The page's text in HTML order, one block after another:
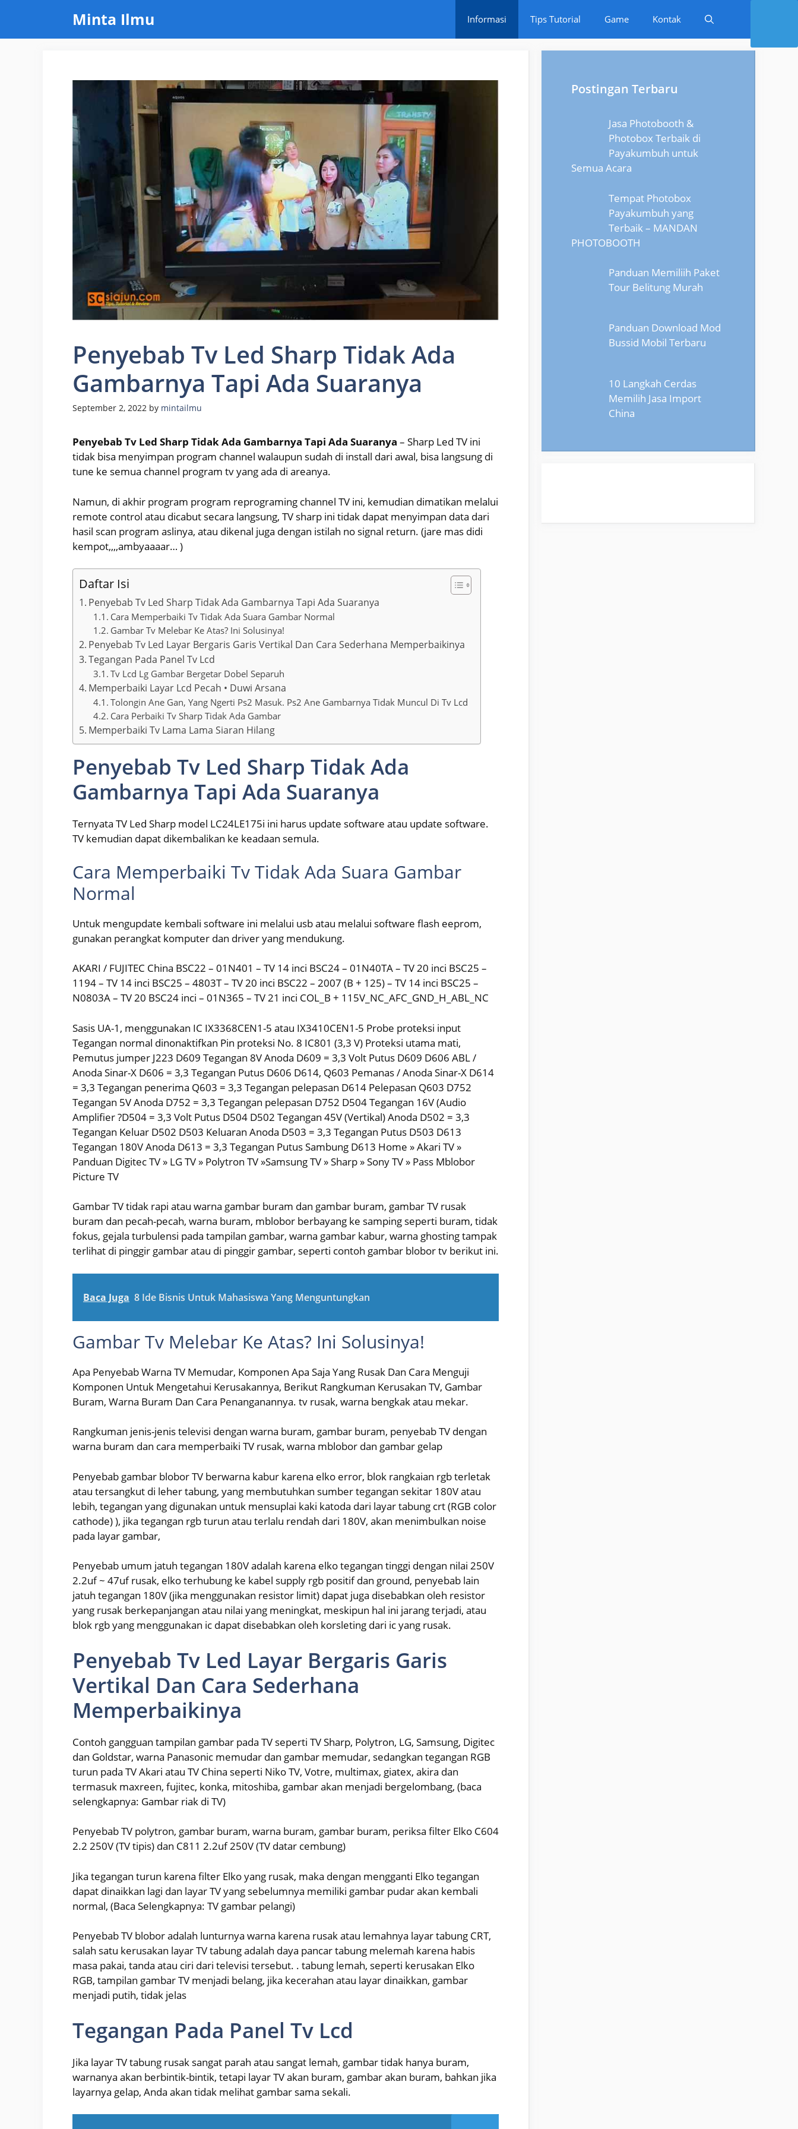
content
Minta Ilmu Informasi Tips Tutorial Game Kontak
Penyebab Tv Led Sharp Tidak Ada
Gambarnya Tapi Ada Suaranya
September 2, 2022 by mintailmu
Penyebab Tv Led Sharp Tidak Ada Gambarnya Tapi Ada Suaranya – Sharp Led TV ini
tidak bisa menyimpan program channel walaupun sudah di install dari awal, bisa langsung di
tune ke semua channel program tv yang ada di areanya.
Namun, di akhir program program reprograming channel TV ini, kemudian dimatikan melalui
remote control atau dicabut secara langsung, TV sharp ini tidak dapat menyimpan data dari
hasil scan program aslinya, atau dikenal juga dengan istilah no signal return. (jare mas didi
kempot,,,,ambyaaaar… )
Daftar Isi
Penyebab Tv Led Sharp Tidak Ada Gambarnya Tapi Ada Suaranya
Cara Memperbaiki Tv Tidak Ada Suara Gambar Normal
Gambar Tv Melebar Ke Atas? Ini Solusinya!
Penyebab Tv Led Layar Bergaris Garis Vertikal Dan Cara Sederhana Memperbaikinya
Tegangan Pada Panel Tv Lcd
Tv Lcd Lg Gambar Bergetar Dobel Separuh
Memperbaiki Layar Lcd Pecah • Duwi Arsana
Tolongin Ane Gan, Yang Ngerti Ps2 Masuk. Ps2 Ane Gambarnya Tidak Muncul Di Tv Lcd
Cara Perbaiki Tv Sharp Tidak Ada Gambar
Memperbaiki Tv Lama Lama Siaran Hilang
Penyebab Tv Led Sharp Tidak Ada
Gambarnya Tapi Ada Suaranya
Ternyata TV Led Sharp model LC24LE175i ini harus update software atau update software.
TV kemudian dapat dikembalikan ke keadaan semula.
Cara Memperbaiki Tv Tidak Ada Suara Gambar
Normal
Untuk mengupdate kembali software ini melalui usb atau melalui software flash eeprom,
gunakan perangkat komputer dan driver yang mendukung.
AKARI / FUJITEC China BSC22 – 01N401 – TV 14 inci BSC24 – 01N40TA – TV 20 inci BSC25 –
1194 – TV 14 inci BSC25 – 4803T – TV 20 inci BSC22 – 2007 (B + 125) – TV 14 inci BSC25 –
N0803A – TV 20 BSC24 inci – 01N365 – TV 21 inci COL_B + 115V_NC_AFC_GND_H_ABL_NC
Sasis UA-1, menggunakan IC IX3368CEN1-5 atau IX3410CEN1-5 Probe proteksi input
Tegangan normal dinonaktifkan Pin proteksi No. 8 IC801 (3,3 V) Proteksi utama mati,
Pemutus jumper J223 D609 Tegangan 8V Anoda D609 = 3,3 Volt Putus D609 D606 ABL /
Anoda Sinar-X D606 = 3,3 Tegangan Putus D606 D614, Q603 Pemanas / Anoda Sinar-X D614
= 3,3 Tegangan penerima Q603 = 3,3 Tegangan pelepasan D614 Pelepasan Q603 D752
Tegangan 5V Anoda D752 = 3,3 Tegangan pelepasan D752 D504 Tegangan 16V (Audio
Amplifier ?D504 = 3,3 Volt Putus D504 D502 Tegangan 45V (Vertikal) Anoda D502 = 3,3
Tegangan Keluar D502 D503 Keluaran Anoda D503 = 3,3 Tegangan Putus D503 D613
Tegangan 180V Anoda D613 = 3,3 Tegangan Putus Sambung D613 Home » Akari TV »
Panduan Digitec TV » LG TV » Polytron TV »Samsung TV » Sharp » Sony TV » Pass Mblobor
Picture TV
Gambar TV tidak rapi atau warna gambar buram dan gambar buram, gambar TV rusak
buram dan pecah-pecah, warna buram, mblobor berbayang ke samping seperti buram, tidak
fokus, gejala turbulensi pada tampilan gambar, warna gambar kabur, warna ghosting tampak
terlihat di pinggir gambar atau di pinggir gambar, seperti contoh gambar blobor tv berikut ini.
Baca Juga 8 Ide Bisnis Untuk Mahasiswa Yang Menguntungkan
Gambar Tv Melebar Ke Atas? Ini Solusinya!
Apa Penyebab Warna TV Memudar, Komponen Apa Saja Yang Rusak Dan Cara Menguji
Komponen Untuk Mengetahui Kerusakannya, Berikut Rangkuman Kerusakan TV, Gambar
Buram, Warna Buram Dan Cara Penanganannya. tv rusak, warna bengkak atau mekar.
Rangkuman jenis-jenis televisi dengan warna buram, gambar buram, penyebab TV dengan
warna buram dan cara memperbaiki TV rusak, warna mblobor dan gambar gelap
Penyebab gambar blobor TV berwarna kabur karena elko error, blok rangkaian rgb terletak
atau tersangkut di leher tabung, yang membutuhkan sumber tegangan sekitar 180V atau
lebih, tegangan yang digunakan untuk mensuplai kaki katoda dari layar tabung crt (RGB color
cathode) ), jika tegangan rgb turun atau terlalu rendah dari 180V, akan menimbulkan noise
pada layar gambar,
Penyebab umum jatuh tegangan 180V adalah karena elko tegangan tinggi dengan nilai 250V
2.2uf ~ 47uf rusak, elko terhubung ke kabel supply rgb positif dan ground, penyebab lain
jatuh tegangan 180V (jika menggunakan resistor limit) dapat juga disebabkan oleh resistor
yang rusak berkepanjangan atau nilai yang meningkat, meskipun hal ini jarang terjadi, atau
blok rgb yang menggunakan ic dapat disebabkan oleh korsleting dari ic yang rusak.
Penyebab Tv Led Layar Bergaris Garis
Vertikal Dan Cara Sederhana
Memperbaikinya
Contoh gangguan tampilan gambar pada TV seperti TV Sharp, Polytron, LG, Samsung, Digitec
dan Goldstar, warna Panasonic memudar dan gambar memudar, sedangkan tegangan RGB
turun pada TV Akari atau TV China seperti Niko TV, Votre, multimax, giatex, akira dan
termasuk maxreen, fujitec, konka, mitoshiba, gambar akan menjadi bergelombang, (baca
selengkapnya: Gambar riak di TV)
Penyebab TV polytron, gambar buram, warna buram, gambar buram, periksa filter Elko C604
2.2 250V (TV tipis) dan C811 2.2uf 250V (TV datar cembung)
Jika tegangan turun karena filter Elko yang rusak, maka dengan mengganti Elko tegangan
dapat dinaikkan lagi dan layar TV yang sebelumnya memiliki gambar pudar akan kembali
normal, (Baca Selengkapnya: TV gambar pelangi)
Penyebab TV blobor adalah lunturnya warna karena rusak atau lemahnya layar tabung CRT,
salah satu kerusakan layar TV tabung adalah daya pancar tabung melemah karena habis
masa pakai, tanda atau ciri dari televisi tersebut. . tabung lemah, seperti kerusakan Elko
RGB, tampilan gambar TV menjadi belang, jika kecerahan atau layar dinaikkan, gambar
menjadi putih, tidak jelas
Tegangan Pada Panel Tv Lcd
Jika layar TV tabung rusak sangat parah atau sangat lemah, gambar tidak hanya buram,
warnanya akan berbintik-bintik, tetapi layar TV akan buram, gambar akan buram, bahkan jika
layarnya gelap, Anda akan tidak melihat gambar sama sekali.
Postingan Terbaru
Jasa Photobooth &
Photobox Terbaik di
Payakumbuh untuk
Semua Acara
Tempat Photobox
Payakumbuh yang
Terbaik – MANDAN
PHOTOBOOTH
Panduan Memiliih Paket
Tour Belitung Murah
Panduan Download Mod
Bussid Mobil Terbaru
10 Langkah Cerdas
Memilih Jasa Import
China